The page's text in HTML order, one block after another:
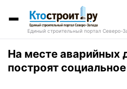
Единый строительный портал Северо-
На месте аварийных
построят